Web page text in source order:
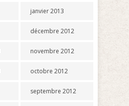
janvier 2013
décembre 2012
novembre 2012
octobre 2012
septembre 2012